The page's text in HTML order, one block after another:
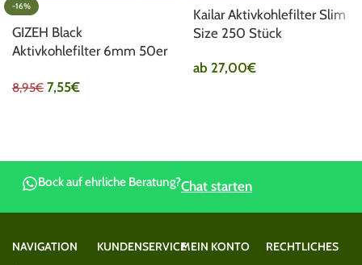
-16%
GIZEH Black
Aktivkohlefilter 6mm 50er
8,95€ 7,55€
Kailar Aktivkohlefilter Slim
Size 250 Stück
ab 27,00€
Bock auf ehrliche Beratung?Chat starten
NAVIGATION
KUNDENSERVICEMEIN KONTO
RECHTLICHES